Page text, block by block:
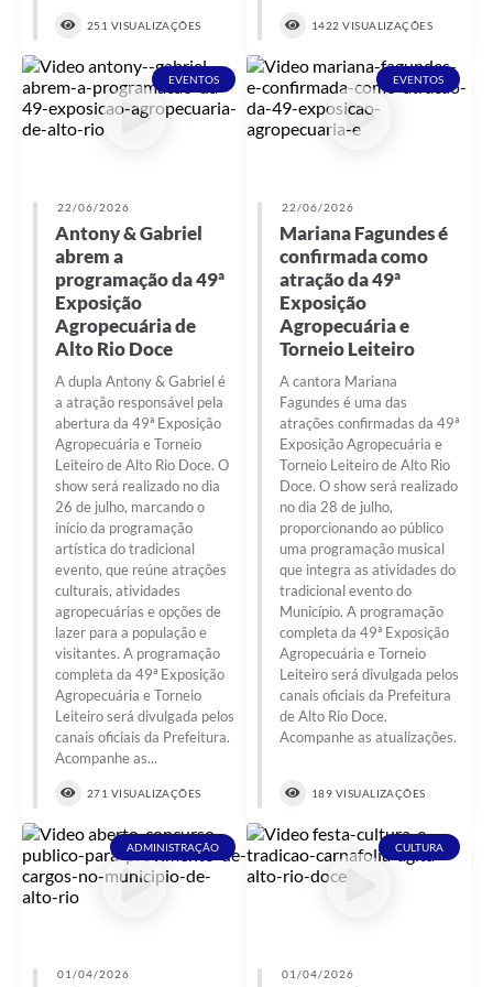
251 VISUALIZAÇÕES 1422 VISUALIZAÇÕES
EVENTOS
22/06/2026
Antony & Gabriel
abrem a
programação da 49ª
Exposição
Agropecuária de
Alto Rio Doce
A dupla Antony & Gabriel é
a atração responsável pela
abertura da 49ª Exposição
Agropecuária e Torneio
Leiteiro de Alto Rio Doce. O
show será realizado no dia
26 de julho, marcando o
início da programação
artística do tradicional
evento, que reúne atrações
culturais, atividades
agropecuárias e opções de
lazer para a população e
visitantes. A programação
completa da 49ª Exposição
Agropecuária e Torneio
Leiteiro será divulgada pelos
canais oficiais da Prefeitura.
Acompanhe as...
271 VISUALIZAÇÕES
EVENTOS
22/06/2026
Mariana Fagundes é
confirmada como
atração da 49ª
Exposição
Agropecuária e
Torneio Leiteiro
A cantora Mariana
Fagundes é uma das
atrações confirmadas da 49ª
Exposição Agropecuária e
Torneio Leiteiro de Alto Rio
Doce. O show será realizado
no dia 28 de julho,
proporcionando ao público
uma programação musical
que integra as atividades do
tradicional evento do
Município. A programação
completa da 49ª Exposição
Agropecuária e Torneio
Leiteiro será divulgada pelos
canais oficiais da Prefeitura
de Alto Rio Doce.
Acompanhe as atualizações.
189 VISUALIZAÇÕES
ADMINISTRAÇÃO
01/04/2026
CULTURA
01/04/2026